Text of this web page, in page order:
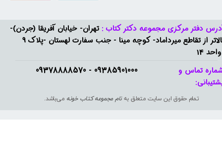
09385901000 - 09378888570​​​​​​​
دفتر مرکزی مجموعه دکتر کتاب : تهران- خیابان آفریقا (جردن)-
بالاتر از تقاطع میرداماد- کوچه مینا - جنب سفارت لهستان -پلاک 9
14
تمام حقوق این سایت متعلق بهنام مجموعه کتاب خونه می‌باشد.
تماس و